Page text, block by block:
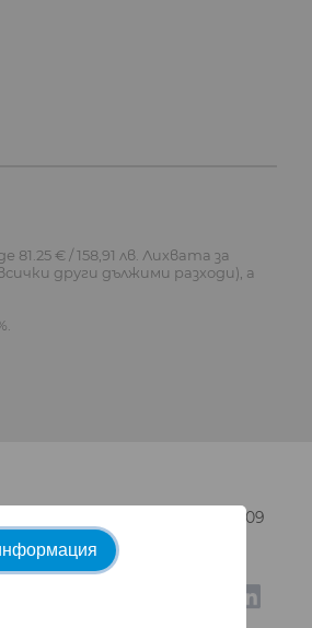
€ / 158,91 лв. Лихвата за
други дължими разходи), а
РД22-2355 от 25.11.2009